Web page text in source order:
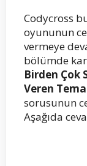
Codycross
oyununun
vermeye
bölümde
Birden Çok
Veren
sorusunun
Aşağıda